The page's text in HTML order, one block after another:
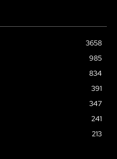
3658
985
834
391
347
241
213